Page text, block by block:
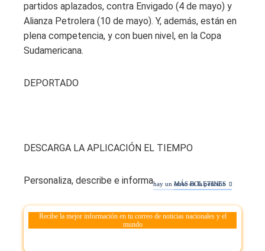
partidos aplazados, contra Envigado (4 de mayo) y
Alianza Petrolera (10 de mayo). Y, además, están en
plena competencia, y con buen nivel, en la Copa
Sudamericana.
DEPORTADO
DESCARGA LA APLICACIÓN EL TIEMPO
Personaliza, describe e informa.
Recibe la mejor información en tu correo de noticias nacionales y el
mundo
MÁS BOLETINES
hay un error en la petición